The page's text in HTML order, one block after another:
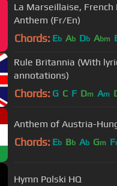
La Marseillaise, French
Anthem (Fr/En)
Chords: Eb Ab Db Abm
Rule Britannia (With
annotations)
Chords: G C F Dm Am
Anthem of Austria-
Chords: Eb Bb Ab Gm F
Hymn Polski HQ